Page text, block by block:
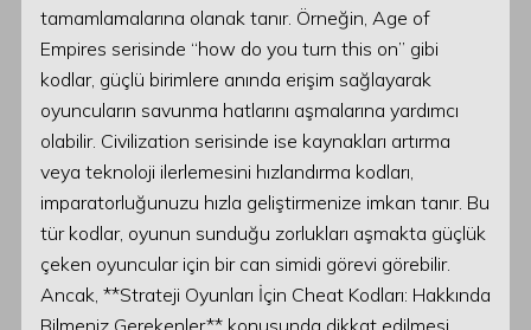
tamamlamalarına olanak tanır. Örneğin, Age of
Empires serisinde “how do you turn this on” gibi
kodlar, güçlü birimlere anında erişim sağlayarak
oyuncuların savunma hatlarını aşmalarına yardımcı
olabilir. Civilization serisinde ise kaynakları artırma
veya teknoloji ilerlemesini hızlandırma kodları,
imparatorluğunuzu hızla geliştirmenize imkan tanır. Bu
tür kodlar, oyunun sunduğu zorlukları aşmakta güçlük
çeken oyuncular için bir can simidi görevi görebilir.
Ancak, **Strateji Oyunları İçin Cheat Kodları: Hakkında
Bilmeniz Gerekenler** konusunda dikkat edilmesi